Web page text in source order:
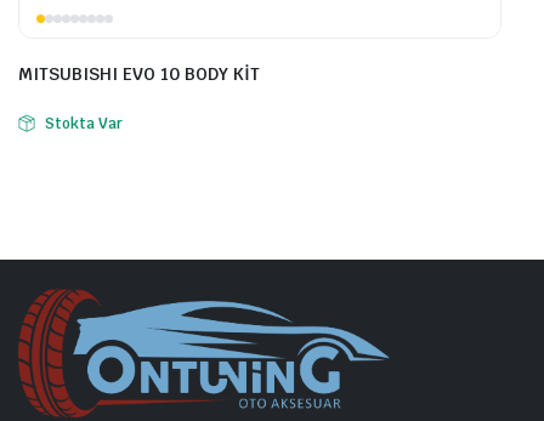
MITSUBISHI EVO 10 BODY KİT
Stokta Var